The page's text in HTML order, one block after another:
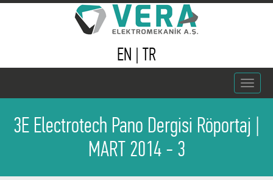
EN | TR
Toggle
3E Electrotech Pano Dergisi Röportaj |
MART 2014 - 3